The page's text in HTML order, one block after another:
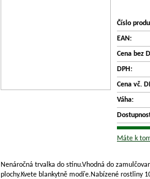
Číslo
EAN:
Cena bez
DPH:
Cena vč.
Váha:
Máte k
Nenáročná trvalka do stínu.Vhodná do
plochy.Kvete blankytně modře.Nabízené rostliny